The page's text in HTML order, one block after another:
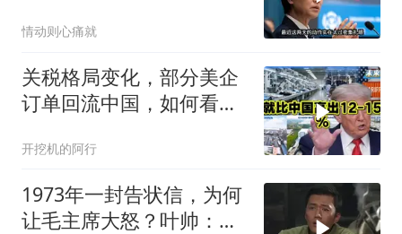
情动则心痛就
关税格局变化，部分美企
订单回流中国，如何看待
听听
开挖机的阿行
1973年一封告状信，为何
让毛主席大怒？叶帅：杀